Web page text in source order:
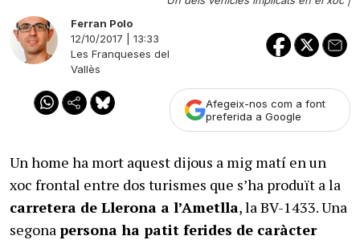
Ferran Polo
12/10/2017 | 13:33
Les Franqueses del
Vallès
Afegeix-nos com a font
preferida a Google
Un home ha mort aquest dijous a mig matí en un
xoc frontal entre dos turismes que s’ha produït a la
carretera de Llerona a l’Ametlla, la BV-1433. Una
segonapersona ha patit ferides de caràcter